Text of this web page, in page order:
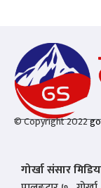
© Copyright 2022
गोर्खा संसार